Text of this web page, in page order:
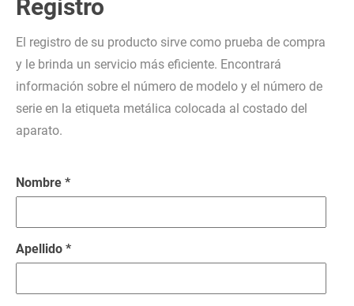
Registro
El registro de su producto sirve como prueba de compra
y le brinda un servicio más eficiente. Encontrará
información sobre el número de modelo y el número de
serie en la etiqueta metálica colocada al costado del
aparato.
Nombre *
Apellido *